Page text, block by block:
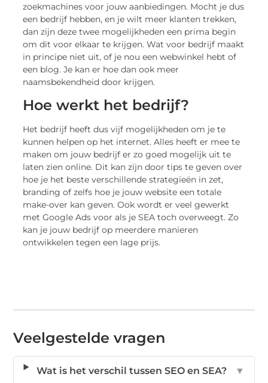
zoekmachines voor jouw aanbiedingen. Mocht je dus
een bedrijf hebben, en je wilt meer klanten trekken,
dan zijn deze twee mogelijkheden een prima begin
om dit voor elkaar te krijgen. Wat voor bedrijf maakt
in principe niet uit, of je nou een webwinkel hebt of
een blog. Je kan er hoe dan ook meer
naamsbekendheid door krijgen.
Hoe werkt het bedrijf?
Het bedrijf heeft dus vijf mogelijkheden om je te
kunnen helpen op het internet. Alles heeft er mee te
maken om jouw bedrijf er zo goed mogelijk uit te
laten zien online. Dit kan zijn door tips te geven over
hoe je het beste verschillende strategieën in zet,
branding of zelfs hoe je jouw website een totale
make-over kan geven. Ook wordt er veel gewerkt
met Google Ads voor als je SEA toch overweegt. Zo
kan je jouw bedrijf op meerdere manieren
ontwikkelen tegen een lage prijs.
Veelgestelde vragen
Wat is het verschil tussen SEO en SEA? ▼